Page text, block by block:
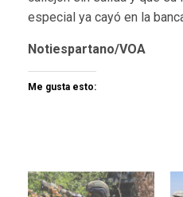
especial ya cayó en la
Notiespartano/VOA
Me gusta esto: